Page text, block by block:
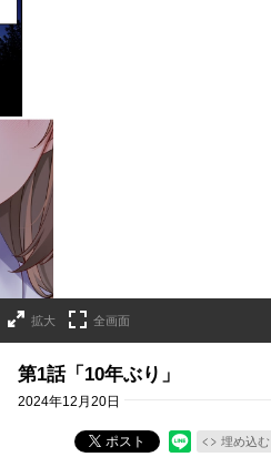
拡大 全画面
第1話「10年ぶり」
2024年12月20日
ポスト 埋め込む